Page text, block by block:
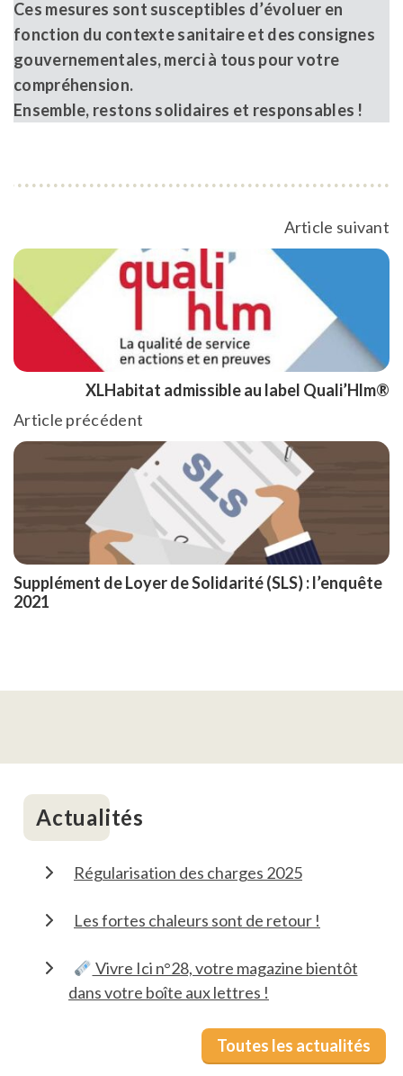
Ces mesures sont susceptibles d’évoluer en
fonction du contexte sanitaire et des consignes
gouvernementales, merci à tous pour votre
compréhension.
Ensemble, restons solidaires et responsables !
Article précédent
Supplément de Loyer de Solidarité (SLS) : l’enquête
2021
Article suivant
XLHabitat admissible au label Quali’Hlm®
Actualités
Régularisation des charges 2025
Les fortes chaleurs sont de retour !
Vivre Ici n°28, votre magazine bientôt
dans votre boîte aux lettres !
Toutes les actualités